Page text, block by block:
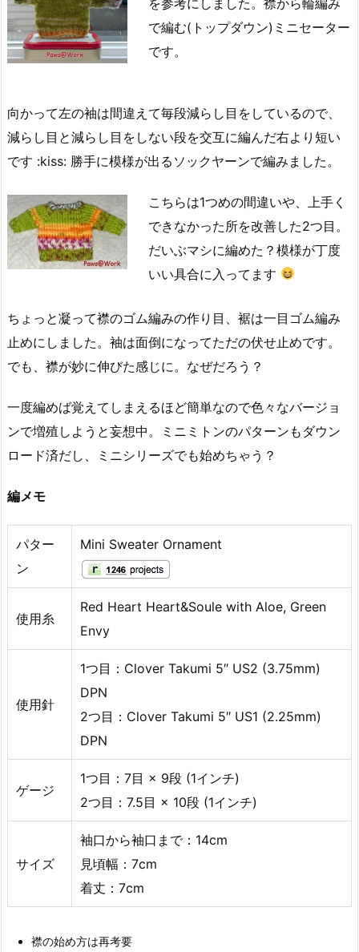
を参考にしました。襟から輪編み
で編む(トップダウン)ミニセーター
です。
向かって左の袖は間違えて毎段減らし目をしているので、
減らし目と減らし目をしない段を交互に編んだ右より短い
です :kiss: 勝手に模様が出るソックヤーンで編みました。
こちらは1つめの間違いや、上手く
できなかった所を改善した2つ目。
だいぶマシに編めた？模様が丁度
いい具合に入ってます
ちょっと凝って襟のゴム編みの作り目、裾は一目ゴム編み
止めにしました。袖は面倒になってただの伏せ止めです。
でも、襟が妙に伸びた感じに。なぜだろう？
一度編めば覚えてしまえるほど簡単なので色々なバージョ
ンで増殖しようと妄想中。ミニミトンのパターンもダウン
ロード済だし、ミニシリーズでも始めちゃう？
編メモ
パター
ン
Mini Sweater Ornament
使用糸
Red Heart Heart&Soule with Aloe, Green
Envy
使用針
1つ目：Clover Takumi 5″ US2 (3.75mm)
DPN
2つ目：Clover Takumi 5″ US1 (2.25mm)
DPN
ゲージ
1つ目：7目 × 9段 (1インチ)
2つ目：7.5目 × 10段 (1インチ)
サイズ
袖口から袖口まで：14cm
見頃幅：7cm
着丈：7cm
襟の始め方は再考要